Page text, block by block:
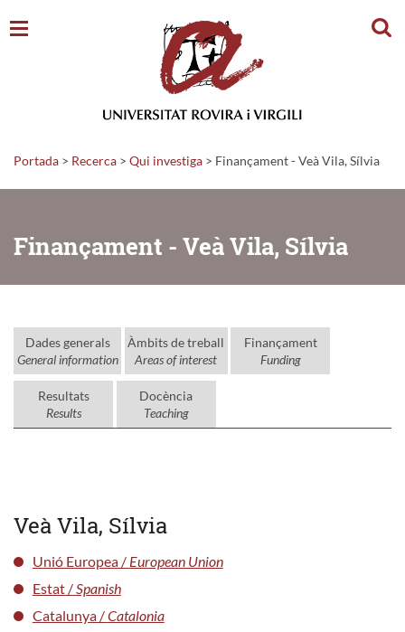
Portada > Recerca > Qui investiga > Finançament - Veà Vila, Sílvia
Finançament - Veà Vila, Sílvia
Dades generals
General information
Àmbits de treball
Areas of interest
Finançament
Funding
Resultats
Results
Docència
Teaching
Veà Vila, Sílvia
Unió Europea / European Union
Estat / Spanish
Catalunya /Catalonia